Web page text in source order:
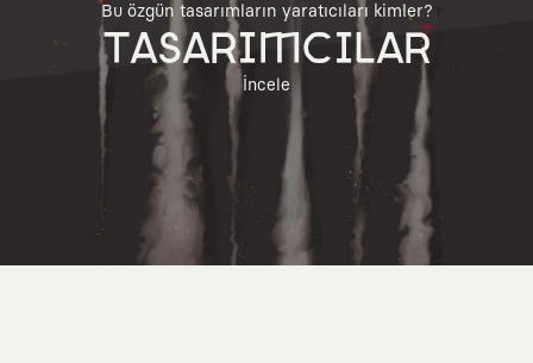
Bu özgün tasarımların yaratıcıları kimler?
TASARIMCILAR
İncele